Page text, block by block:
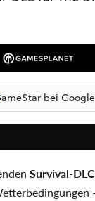
bei
Survival-DLC